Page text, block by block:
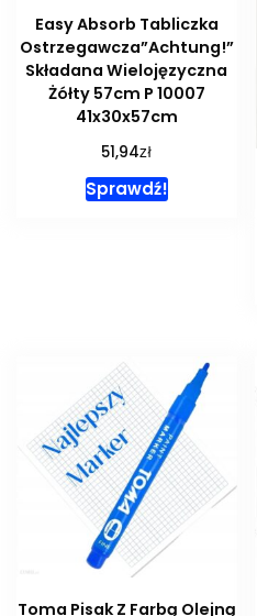
Easy Absorb Tabliczka
Ostrzegawcza”Achtung!”
Składana Wielojęzyczna
Żółty 57cm P 10007
41x30x57cm
51,94zł
Sprawdź!
Toma Pisak Z Farbą Olejną